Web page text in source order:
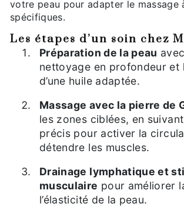
votre peau pour adapter le massage
spécifiques.
Les étapes d’un soin chez
Préparation de la peau
nettoyage en profondeur et
d’une huile adaptée.
Massage avec la pierre de
les zones ciblées, en
précis pour activer la
détendre les muscles.
Drainage lymphatique et stimulation
musculaire pour améliorer
l’élasticité de la peau.